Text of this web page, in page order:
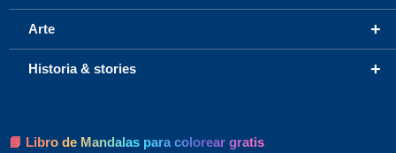
+
Arte
+
Historia & stories
📘 Libro de Mandalas para colorear gratis